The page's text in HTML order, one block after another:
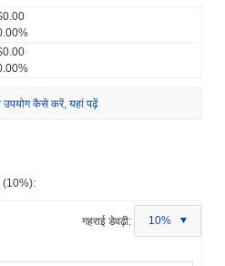
कैसे करें, यहां पढ़ें
(10%):
गहराई डेवढ़ी: 10%